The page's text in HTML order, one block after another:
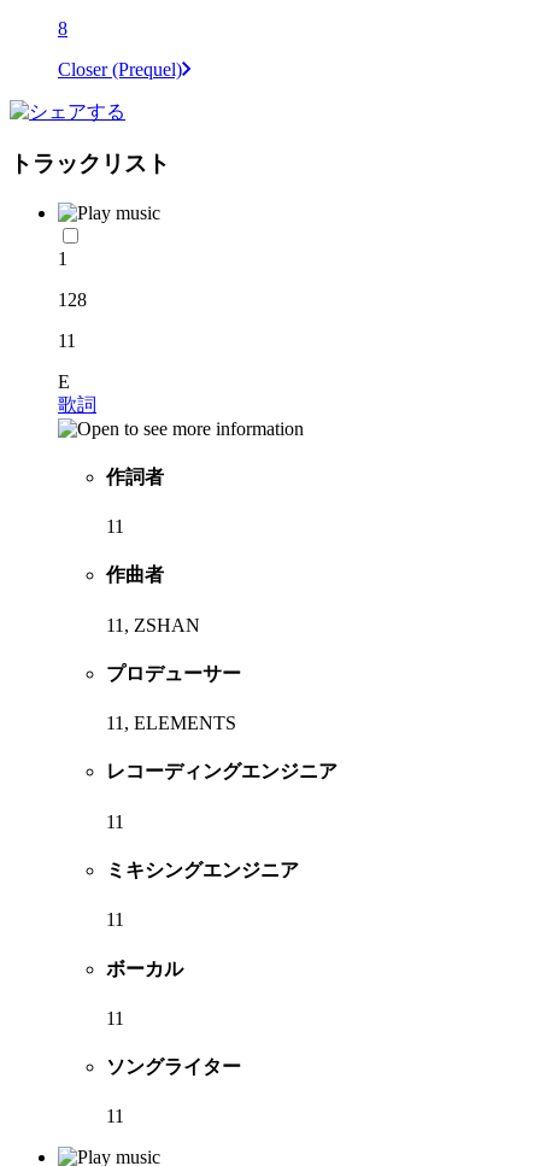
8
Closer (Prequel)
トラックリスト
1
128
11
E
歌詞
作詞者
11
作曲者
11, ZSHAN
プロデューサー
11, ELEMENTS
レコーディングエンジニア
11
ミキシングエンジニア
11
ボーカル
11
ソングライター
11